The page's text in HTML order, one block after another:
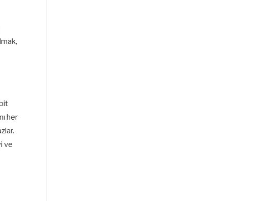
her
ve